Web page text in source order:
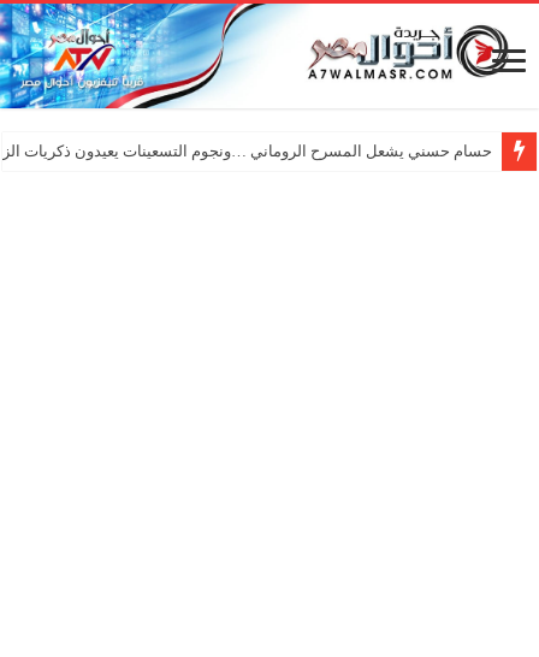
حسام حسني يشعل المسرح الروماني …ونجوم التسعينات يعيدون ذكريات